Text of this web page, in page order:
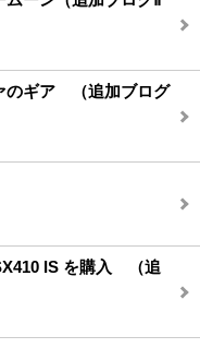
のギア （追加ブログ
IS を購入 （追